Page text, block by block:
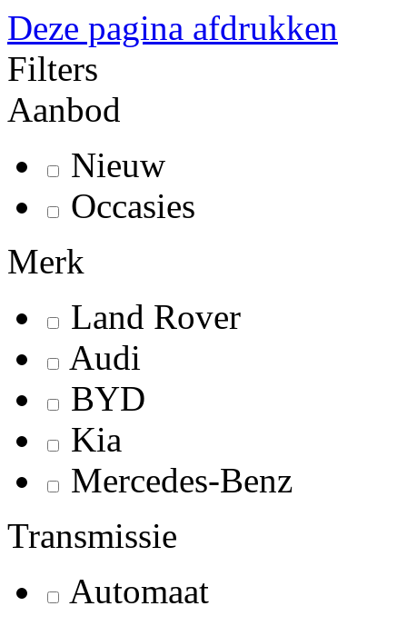
Deze pagina afdrukken
Filters
Aanbod
Nieuw
Occasies
Merk
Land Rover
Audi
BYD
Kia
Mercedes-Benz
Transmissie
Automaat